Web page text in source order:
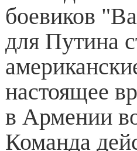
боевиков
для Путина
настоящее
в Армении
Команда